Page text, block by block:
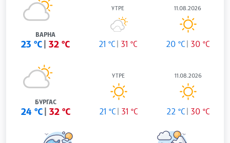
ВАРНА
23 °C 32 °C
УТРЕ
21 °C 31 °C
11.08.2026
20 °C 30 °C
БУРГАС
24 °C 32 °C
УТРЕ
21 °C 31 °C
11.08.2026
22 °C 30 °C